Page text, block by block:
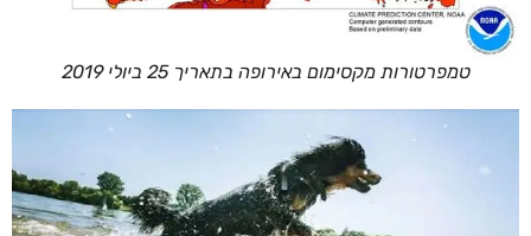
טמפרטורות מקסימום באירופה בתאריך 25 ביולי 2019